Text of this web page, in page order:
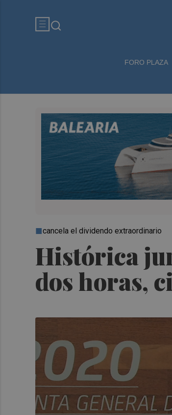
FORO PLAZA
Histórica
dos horas,
cancela el dividendo extraordinario